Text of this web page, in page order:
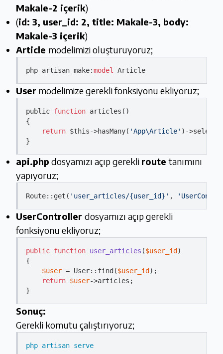
Makale-2 içerik)
(id: 3, user_id: 2, title: Makale-3, body:
Makale-3 içerik)
Article modelimizi oluşturuyoruz;
php artisan make:model
User modelimize gerekli fonksiyonu ekliyoruz;
public function articles()
{
return $this->hasMany( 'App\Article' ) ->select(
api.php dosyamızı açıp gerekli routetanımını
yapıyoruz;
Route:: get ( 'user_articles/{user_id}' ,
UserController dosyamızı açıp gerekli
fonksiyonu ekliyoruz;
public function user_articles ($user_id
{
$user = User::find($user_id );
return $user->articles;
Sonuç:
Gerekli komutu çalıştırıyoruz;
php artisan serve